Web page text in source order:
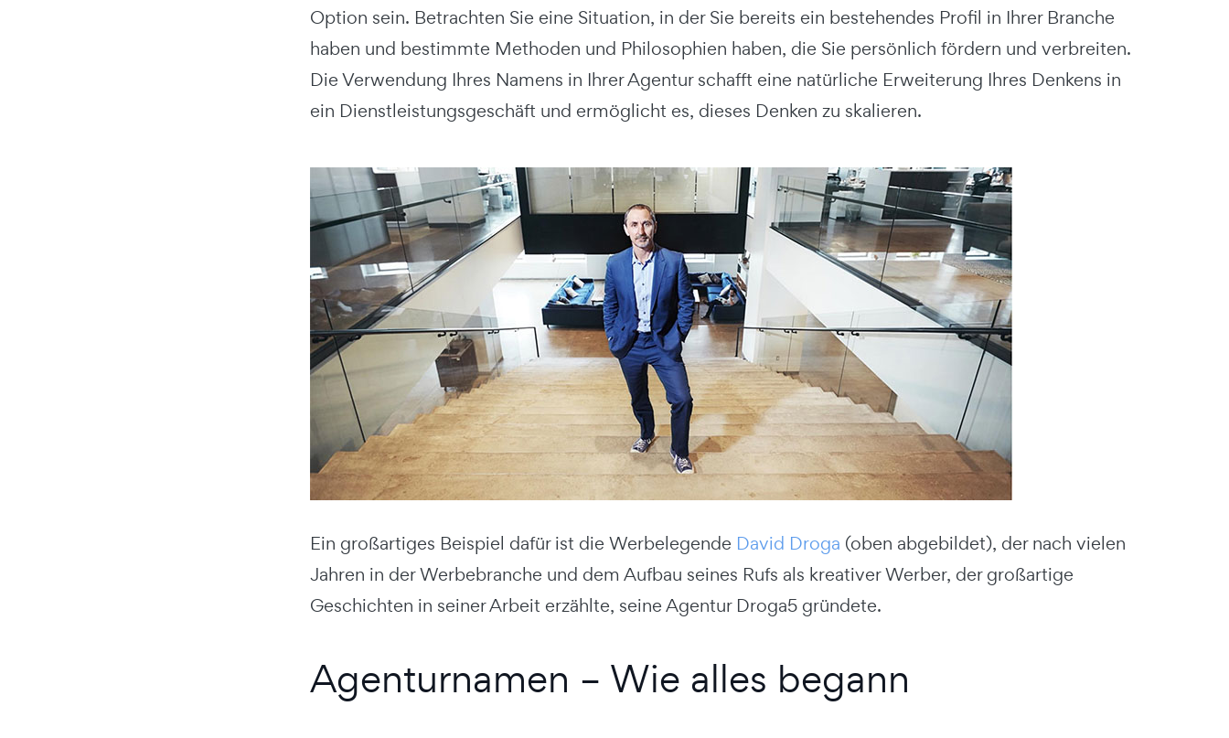
Option sein. Betrachten Sie eine Situation, in der Sie bereits ein bestehendes Profil in Ihrer Branche
haben und bestimmte Methoden und Philosophien haben, die Sie persönlich fördern und verbreiten.
Die Verwendung Ihres Namens in Ihrer Agentur schafft eine natürliche Erweiterung Ihres Denkens in
ein Dienstleistungsgeschäft und ermöglicht es, dieses Denken zu skalieren.
Ein großartiges Beispiel dafür ist die Werbelegende David Droga (oben abgebildet), der nach vielen
Jahren in der Werbebranche und dem Aufbau seines Rufs als kreativer Werber, der großartige
Geschichten in seiner Arbeit erzählte, seine Agentur Droga5 gründete.
Agenturnamen – Wie alles begann